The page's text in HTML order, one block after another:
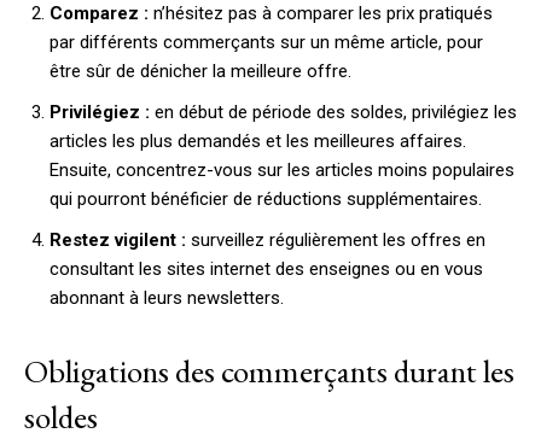
Comparez : n’hésitez pas à comparer les prix pratiqués
par différents commerçants sur un même article, pour
être sûr de dénicher la meilleure offre.
Privilégiez : en début de période des soldes, privilégiez les
articles les plus demandés et les meilleures affaires.
Ensuite, concentrez-vous sur les articles moins populaires
qui pourront bénéficier de réductions supplémentaires.
Restez vigilent : surveillez régulièrement les offres en
consultant les sites internet des enseignes ou en vous
abonnant à leurs newsletters.
Obligations des commerçants durant les
soldes